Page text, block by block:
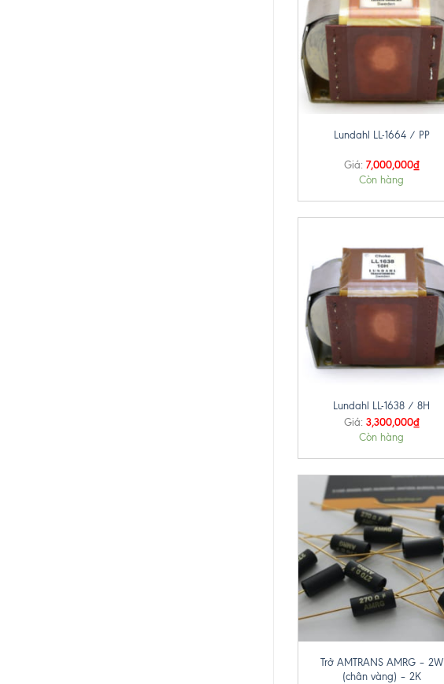
+
Lundahl LL-1664 / PP
Giá: 7,000,000₫
Còn hàng
+
Lundahl LL-1638 / 8H
Giá: 3,300,000₫
Còn hàng
Trở AMTRANS AMRG – 2W
(chân vàng) – 2K